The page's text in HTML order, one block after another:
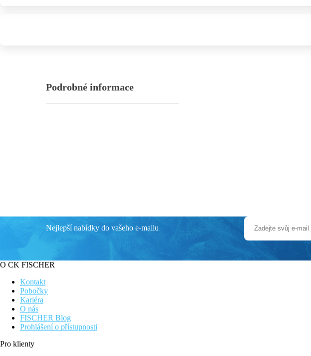
Podrobné informace
Nejlepší nabídky do vašeho e-mailu
O CK FISCHER
Kontakt
Pobočky
Kariéra
O nás
FISCHER Blog
Prohlášení o přístupnosti
Pro klienty